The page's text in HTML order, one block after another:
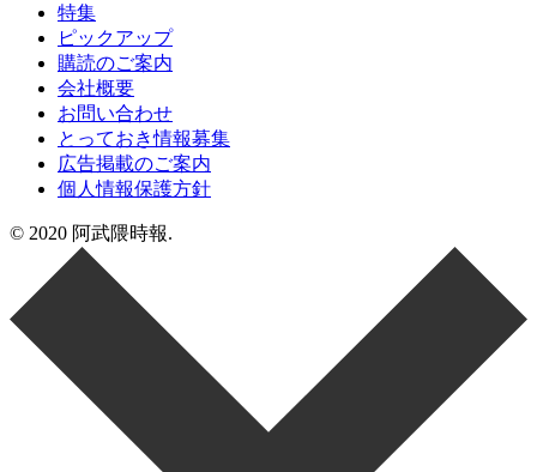
特集
ピックアップ
購読のご案内
会社概要
お問い合わせ
とっておき情報募集
広告掲載のご案内
個人情報保護方針
© 2020 阿武隈時報.